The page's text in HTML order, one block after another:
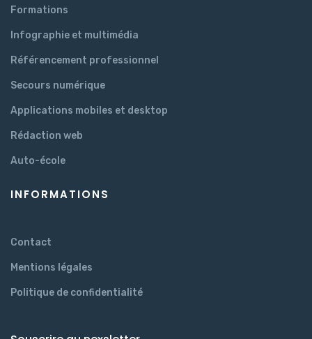
Formations
Infographie et multimédia
Référencement professionnel
Secours numérique
Applications mobiles et desktop
Rédaction web
Auto-école
INFORMATIONS
Contact
Mentions légales
Politique de confidentialité